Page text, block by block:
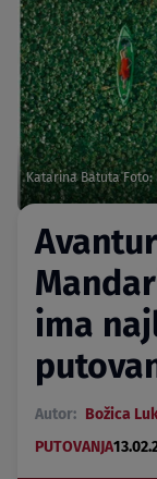
Katarina Batuta
ima
Autor: Božica
PUTOVANJA